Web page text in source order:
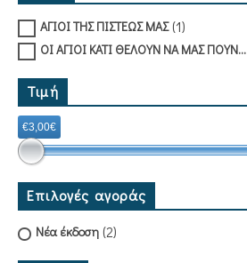
ΑΓΙΟΙ ΤΗΣ ΠΙΣΤΕΩΣ ΜΑΣ(1)
ΟΙ ΑΓΙΟΙ ΚΑΤΙ ΘΕΛΟΥΝ ΝΑ ΜΑΣ ΠΟΥΝ...
Τιμή
€3,00€
Επιλογές αγοράς
Νέα έκδοση (2)